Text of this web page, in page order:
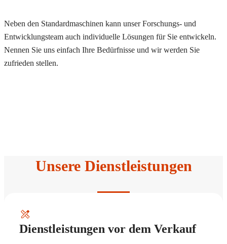
Neben den Standardmaschinen kann unser Forschungs- und
Entwicklungsteam auch individuelle Lösungen für Sie entwickeln.
Nennen Sie uns einfach Ihre Bedürfnisse und wir werden Sie
zufrieden stellen.
Unsere Dienstleistungen
Dienstleistungen vor dem Verkauf